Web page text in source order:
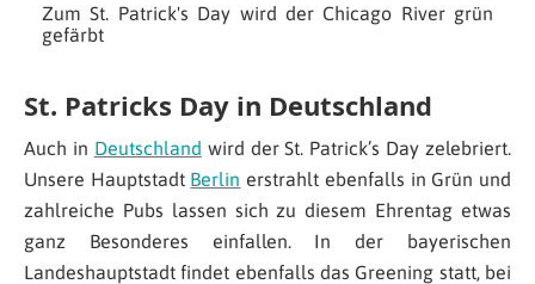
Zum St. Patrick's Day wird der Chicago River grün
gefärbt
St. Patricks Day in Deutschland
Auch in Deutschland wird der St. Patrick’s Day zelebriert.
Unsere Hauptstadt Berlin erstrahlt ebenfalls in Grün und
zahlreiche Pubs lassen sich zu diesem Ehrentag etwas
ganz Besonderes einfallen. In der bayerischen
Landeshauptstadt findet ebenfalls das Greening statt, bei